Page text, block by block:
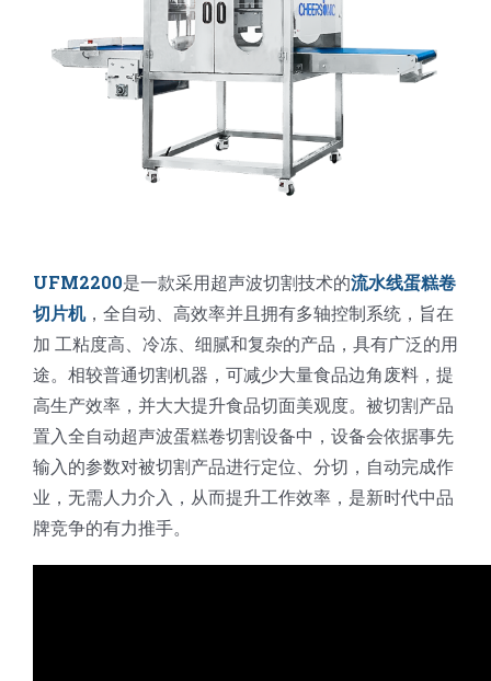
UFM2200是一款采用超声波切割技术的流水线蛋糕卷
切片机，全自动、高效率并且拥有多轴控制系统，旨在
加 工粘度高、冷冻、细腻和复杂的产品，具有广泛的用
途。相较普通切割机器，可减少大量食品边角废料，提
高生产效率，并大大提升食品切面美观度。被切割产品
置入全自动超声波蛋糕卷切割设备中，设备会依据事先
输入的参数对被切割产品进行定位、分切，自动完成作
业，无需人力介入，从而提升工作效率，是新时代中品
牌竞争的有力推手。